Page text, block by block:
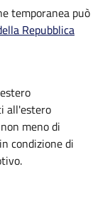
temporanea può
Repubblica
all'estero
meno di
condizione di